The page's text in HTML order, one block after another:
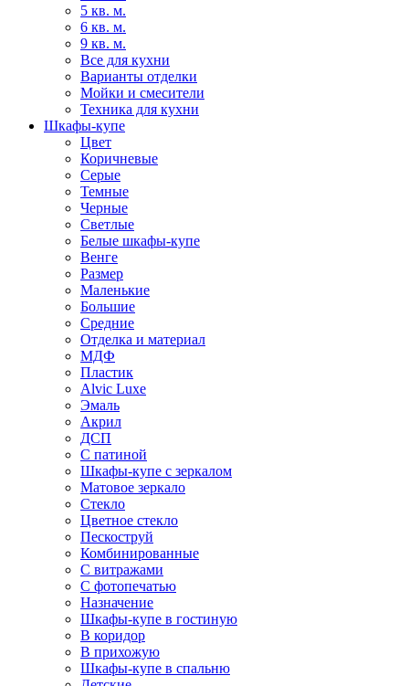
5 кв. м.
6 кв. м.
9 кв. м.
Все для кухни
Варианты отделки
Мойки и смесители
Техника для кухни
Шкафы-купе
Цвет
Коричневые
Серые
Темные
Черные
Светлые
Белые шкафы-купе
Венге
Размер
Маленькие
Большие
Средние
Отделка и материал
МДФ
Пластик
Alvic Luxe
Эмаль
Акрил
ДСП
С патиной
Шкафы-купе с зеркалом
Матовое зеркало
Стекло
Цветное стекло
Пескоструй
Комбинированные
С витражами
С фотопечатью
Назначение
Шкафы-купе в гостиную
В коридор
В прихожую
Шкафы-купе в спальню